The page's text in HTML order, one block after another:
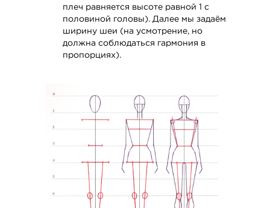
[3 VIDEO CLASSES]
SECTION 10.
ANIMAL SKETCH
плеч равняется высоте равной 1 с
половиной головы). Далее мы задаём
ширину шеи (на усмотрение, но
должна соблюдаться гармония в
пропорциях).